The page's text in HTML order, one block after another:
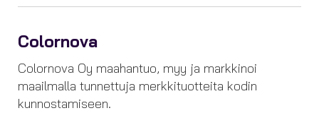
Colornova
Colornova Oy maahantuo, myy ja markkinoi
maailmalla tunnettuja merkkituotteita kodin
kunnostamiseen.